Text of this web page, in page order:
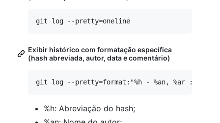
Exibir histórico com formatação específica
(hash abreviada, autor, data e comentário)
%h: Abreviação do hash;